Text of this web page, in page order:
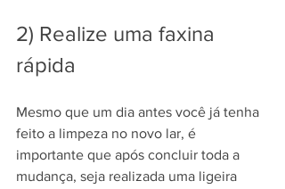
2) Realize uma faxina
rápida
Mesmo que um dia antes você já tenha
feito a limpeza no novo lar, é
importante que após concluir toda a
mudança, seja realizada uma ligeira